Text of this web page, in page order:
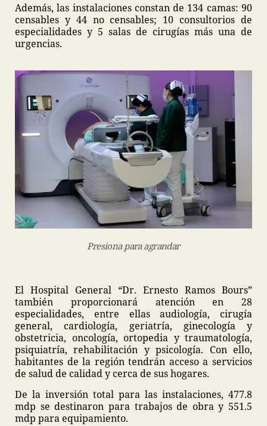
Además, las instalaciones constan de 134 camas: 90
censables y 44 no censables; 10 consultorios de
especialidades y 5 salas de cirugías más una de
urgencias.
Presiona para agrandar
El Hospital General “Dr. Ernesto Ramos Bours”
también proporcionará atención en 28
especialidades, entre ellas audiología, cirugía
general, cardiología, geriatría, ginecología y
obstetricia, oncología, ortopedia y traumatología,
psiquiatría, rehabilitación y psicología. Con ello,
habitantes de la región tendrán acceso a servicios
de salud de calidad y cerca de sus hogares.
De la inversión total para las instalaciones, 477.8
mdp se destinaron para trabajos de obra y 551.5
mdp para equipamiento.